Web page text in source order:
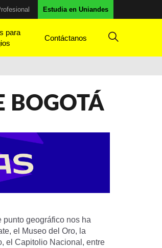
Estudia en Uniandes
para
Contáctanos
BOGOTÁ
geográfico nos ha
el Museo del Oro, la
el Capitolio Nacional, entre